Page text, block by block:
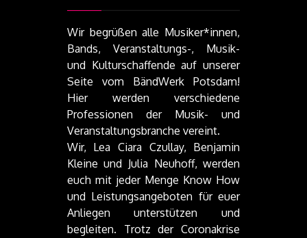
Wir begrüßen alle Musiker*innen,
Bands, Veranstaltungs-, Musik-
und Kulturschaffende auf unserer
Seite vom BändWerk Potsdam!
Hier werden verschiedene
Professionen der Musik- und
Veranstaltungsbranche vereint.
Wir, Lea Ciara Czullay, Benjamin
Kleine und Julia Neuhoff, werden
euch mit jeder Menge Know How
und Leistungsangeboten für euer
Anliegen unterstützen und
begleiten. Trotz der Coronakrise